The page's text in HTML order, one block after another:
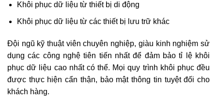
Khôi phục dữ liệu từ thiết bị di động
Khôi phục dữ liệu từ các thiết bị lưu trữ khác
Đội ngũ kỹ thuật viên chuyên nghiệp, giàu kinh nghiệm sử
dụng các công nghệ tiên tiến nhất để đảm bảo tỉ lệ khôi
phục dữ liệu cao nhất có thể. Mọi quy trình khôi phục đều
được thực hiện cẩn thận, bảo mật thông tin tuyệt đối cho
khách hàng.